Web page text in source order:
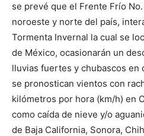
se prevé que el Frente Frío
noroeste y norte del país,
Tormenta Invernal la cual se
de México, ocasionarán un
lluvias fuertes y chubascos en
se pronostican vientos con
kilómetros por hora (km/h) en
como caída de nieve y/o
de Baja California, Sonora,